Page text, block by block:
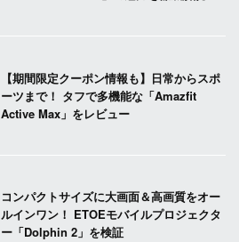
【期間限定クーポン情報も】日常からスポ
ーツまで！ タフで多機能な「Amazfit
Active Max」をレビュー
コンパクトサイズに大画面＆高画質をオー
ルインワン！ ETOEモバイルプロジェクタ
ー「Dolphin 2」を検証